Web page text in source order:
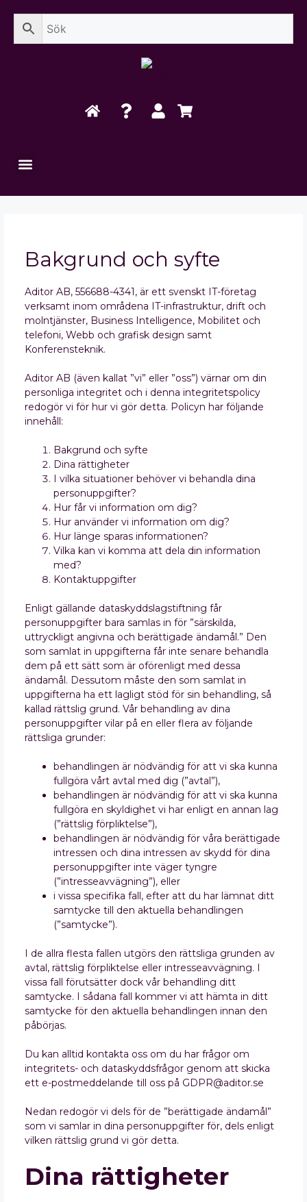
Bakgrund och syfte
Aditor AB, 556688-4341, är ett svenskt IT-företag
verksamt inom områdena IT-infrastruktur, drift och
molntjänster, Business Intelligence, Mobilitet och
telefoni, Webb och grafisk design samt
Konferensteknik.
Aditor AB (även kallat ”vi” eller ”oss”) värnar om din
personliga integritet och i denna integritetspolicy
redogör vi för hur vi gör detta. Policyn har följande
innehåll:
Bakgrund och syfte
Dina rättigheter
I vilka situationer behöver vi behandla dina
personuppgifter?
Hur får vi information om dig?
Hur använder vi information om dig?
Hur länge sparas informationen?
Vilka kan vi komma att dela din information
med?
Kontaktuppgifter
Enligt gällande dataskyddslagstiftning får
personuppgifter bara samlas in för ”särskilda,
uttryckligt angivna och berättigade ändamål.” Den
som samlat in uppgifterna får inte senare behandla
dem på ett sätt som är oförenligt med dessa
ändamål. Dessutom måste den som samlat in
uppgifterna ha ett lagligt stöd för sin behandling, så
kallad rättslig grund. Vår behandling av dina
personuppgifter vilar på en eller flera av följande
rättsliga grunder:
behandlingen är nödvändig för att vi ska kunna
fullgöra vårt avtal med dig (”avtal”),
behandlingen är nödvändig för att vi ska kunna
fullgöra en skyldighet vi har enligt en annan lag
(”rättslig förpliktelse”),
behandlingen är nödvändig för våra berättigade
intressen och dina intressen av skydd för dina
personuppgifter inte väger tyngre
(”intresseavvägning”), eller
i vissa specifika fall, efter att du har lämnat ditt
samtycke till den aktuella behandlingen
(”samtycke”).
I de allra flesta fallen utgörs den rättsliga grunden av
avtal, rättslig förpliktelse eller intresseavvägning. I
vissa fall förutsätter dock vår behandling ditt
samtycke. I sådana fall kommer vi att hämta in ditt
samtycke för den aktuella behandlingen innan den
påbörjas.
Du kan alltid kontakta oss om du har frågor om
integritets- och dataskyddsfrågor genom att skicka
ett e-postmeddelande till oss på GDPR@aditor.se
Nedan redogör vi dels för de ”berättigade ändamål”
som vi samlar in dina personuppgifter för, dels enligt
vilken rättslig grund vi gör detta.
Dina rättigheter